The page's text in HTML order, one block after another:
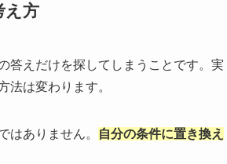
え方
答えだけを探してしまうことです。実
法は変わります。
はありません。
自分の条件に置き換え